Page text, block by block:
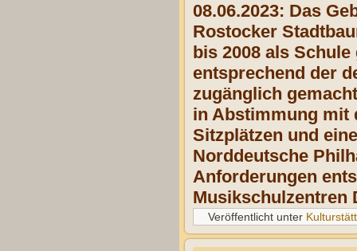
08.06.2023: Das
Rostocker
bis 2008 als
entsprechend der
zugänglich
in Abstimmung mit
Sitzplätzen und
Norddeutsche
Anforderungen
Musikschulzentren
Veröffentlicht unter